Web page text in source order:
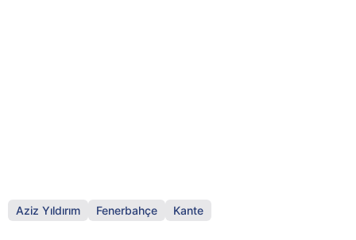
Aziz Yıldırım Fenerbahçe Kante